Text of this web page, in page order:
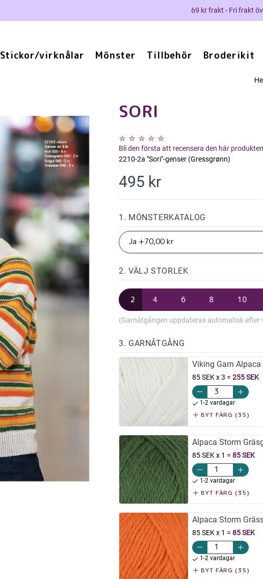
69 kr frakt - Fri frakt
Stickor/virknålar Mönster Tillbehör Broderikit
SORI
Bli den första att recensera den här produkten
2210-2a "Sori"-genser (Gressgrønn)
495 kr
1. MÖNSTERKATALOG
2. VÄLJ STORLEK
2 4 6 8 10
(Garnåtgången uppdateras automatisk efter
3. GARNÅTGÅNG
Viking Garn
85 SEK x 3 = 255 SEK
1-2 vardagar
BYT FÄRG (35)
Alpaca Storm
85 SEK x 1 = 85 SEK
1-2 vardagar
BYT FÄRG (35)
Alpaca Storm
85 SEK x 1 = 85 SEK
1-2 vardagar
BYT FÄRG (35)